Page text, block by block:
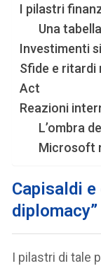
I pilastri
Una
Investimenti
Sfide e ritardi
Act
Reazioni
L’ombra
Microsoft
Capisaldi
diplomacy”
I pilastri di tale